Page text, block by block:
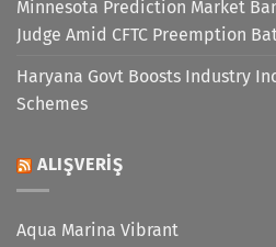
Minnesota Prediction Market
Judge Amid CFTC Preemption
Haryana Govt Boosts Industry
Schemes
ALIŞVERIŞ
Aqua Marina Vibrant